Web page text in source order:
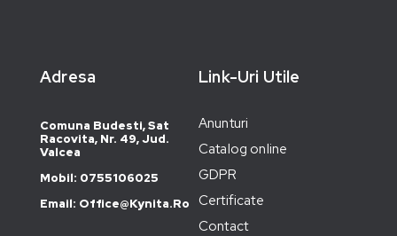
Adresa
Comuna Budesti, Sat
Racovita, Nr. 49, Jud.
Valcea
Mobil: 0755106025
Email: Office@kynita.ro
Link-Uri Utile
Anunturi
Catalog online
GDPR
Certificate
Contact